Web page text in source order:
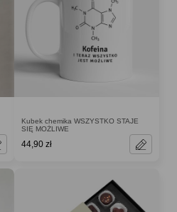
Kubek chemika WSZYSTKO STAJE
SIĘ MOŻLIWE
44,90 zł